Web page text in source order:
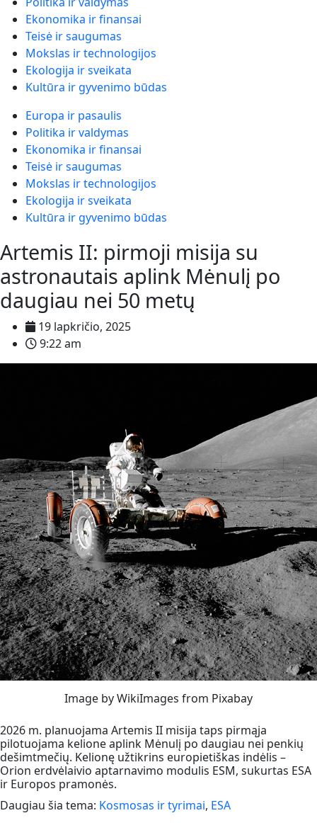
Ekonomika ir finansai
Teisė ir saugumas
Mokslas ir technologijos
Ekologija ir sveikata
Kultūra ir gyvenimo būdas
Europa ir pasaulis
Politika ir valdymas
Ekonomika ir finansai
Teisė ir saugumas
Mokslas ir technologijos
Ekologija ir sveikata
Kultūra ir gyvenimo būdas
Artemis II: pirmoji misija su
astronautais aplink Mėnulį po
daugiau nei 50 metų
19 lapkričio, 2025
9:22 am
Image by WikiImages from Pixabay
2026 m. planuojama Artemis II misija taps pirmąja
pilotuojama kelione aplink Mėnulį po daugiau nei penkių
dešimtmečių. Kelionę užtikrins europietiškas indėlis –
Orion erdvėlaivio aptarnavimo modulis ESM, sukurtas ESA
ir Europos pramonės.
Daugiau šia tema: Kosmosas ir tyrimai, ESA